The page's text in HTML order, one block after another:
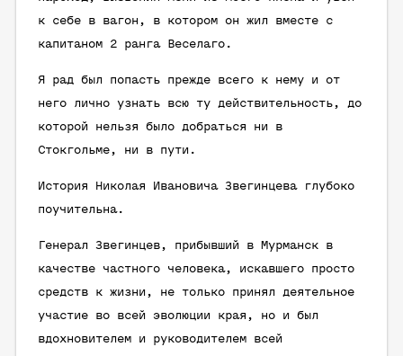
к себе в вагон, в котором он жил вместе с
капитаном 2 ранга Веселаго.
Я рад был попасть прежде всего к нему и от
него лично узнать всю ту действительность, до
которой нельзя было добраться ни в
Стокгольме, ни в пути.
История Николая Ивановича Звегинцева глубоко
поучительна.
Генерал Звегинцев, прибывший в Мурманск в
качестве частного человека, искавшего просто
средств к жизни, не только принял деятельное
участие во всей эволюции края, но и был
вдохновителем и руководителем всей